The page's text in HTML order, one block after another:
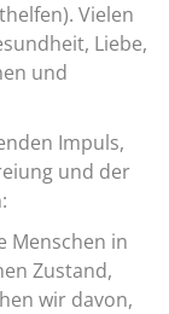
Vielen
Liebe,
und
Impuls,
und der
Menschen in
Zustand,
wir davon,